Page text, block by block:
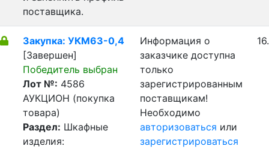
поставщика.
Закупка: УКМ63-0,4
[Завершен]
Победитель выбран
Лот №: 4586
АУКЦИОН (покупка
товара)
Раздел: Шкафные
изделия:
Информация о
заказчике доступна
только
зарегистрированным
поставщикам!
Необходимо
авторизоваться или
зарегистрироваться